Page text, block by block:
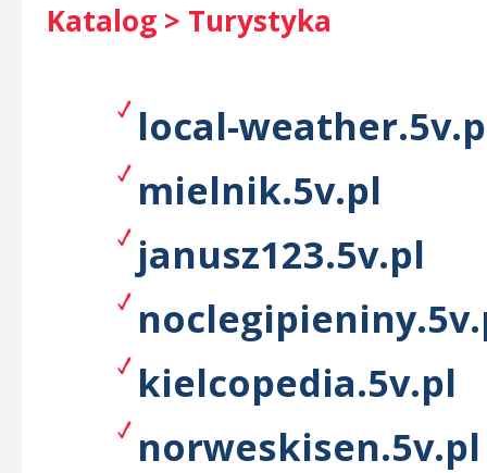
Katalog > Turystyka
local-
mielnik.5v.pl
janusz123.5v.pl
kielcopedia.5v.pl
norweskisen.5v.pl